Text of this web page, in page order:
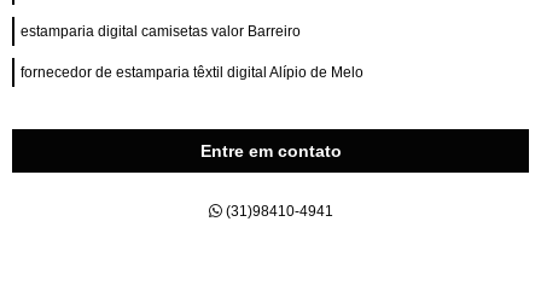
estamparia digital camisetas valor Barreiro
fornecedor de estamparia têxtil digital Alípio de Melo
Entre em contato
(31)98410-4941